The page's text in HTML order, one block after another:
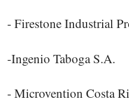
- Firestone Industrial
-Ingenio Taboga S.A.
- Microvention Costa